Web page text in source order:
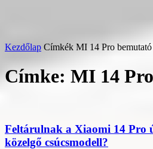
Kezdőlap Címkék MI 14 Pro bemutató
Címke: MI 14
Feltárulnak a Xiaomi 14 Pro
közelgő csúcsmodell?